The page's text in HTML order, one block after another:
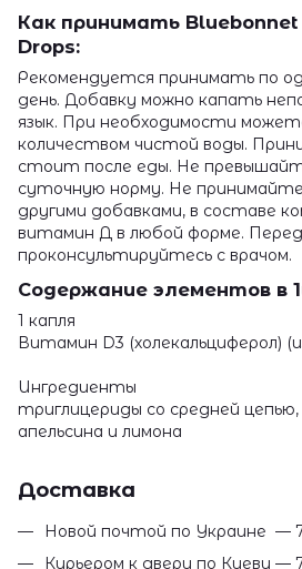
Как принимать
Drops:
Рекомендуется принимать по
день. Добавку можно капать
язык. При необходимости
количеством чистой воды.
стоит после еды. Не
суточную норму. Не
другими добавками, в составе
витамин Д в любой форме.
проконсультируйтесь с врачом.
Содержание элементов в
1 капля
Витамин D3 (холекальциферол)
Ингредиенты
триглицериды со средней
апельсина и лимона
Доставка
Новой почтой по Украине —
Курьером к двери по Киеву —